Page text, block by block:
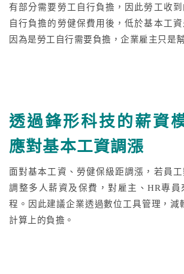
有部分需要勞工自行負擔，因此勞工收
自行負擔的勞健保費用後，低於基本工資
因為是勞工自行需要負擔，企業雇主只是
透過鋒形科技的薪資
應對基本工資調漲
面對基本工資、勞健保級距調漲，若員
調整多人薪資及保費，對雇主、HR專員
程。因此建議企業透過數位工具管理，減
計算上的負擔。